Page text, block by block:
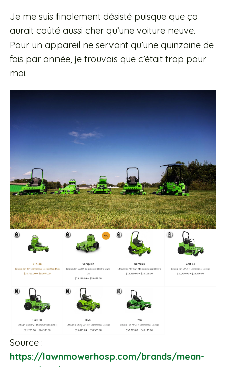
Je me suis finalement désisté puisque que ça
aurait coûté aussi cher qu’une voiture neuve.
Pour un appareil ne servant qu’une quinzaine de
fois par année, je trouvais que c’était trop pour
moi.
Source :
https://lawnmowerhosp.com/brands/mean-